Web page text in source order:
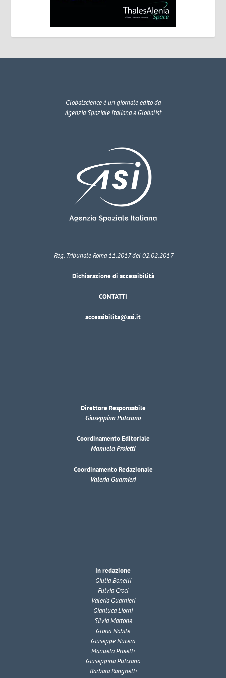
Globalscienceè un giornale edito da
Agenzia Spaziale Italiana e Globalist
Reg. Tribunale Roma 11.2017 del 02.02.2017
Dichiarazione di accessibilità
CONTATTI
accessibilita@asi.it
Direttore Responsabile
Giuseppina Pulcrano
Coordinamento Editoriale
Manuela Proietti
Coordinamento Redazionale
Valeria Guarnieri
In redazione
Giulia Bonelli
Fulvia Croci
Valeria Guarnieri
Gianluca Liorni
Silvia Martone
Gloria Nobile
Giuseppe Nucera
Manuela Proietti
Giuseppina Pulcrano
Barbara Ranghelli